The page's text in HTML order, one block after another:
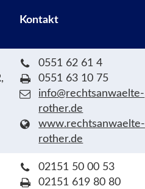
Kontakt
0551 62 61 4
0551 63 10 75
info@rechtsanwaelte-
rother.de
www.rechtsanwaelte-
rother.de
02151 50 00 53
02151 619 80 80